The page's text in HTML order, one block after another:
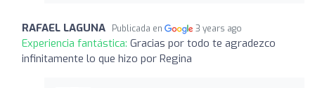
RAFAEL LAGUNA Publicada en 3 years ago
Experiencia fantástica: Gracias por todo te agradezco
infinitamente lo que hizo por Regina